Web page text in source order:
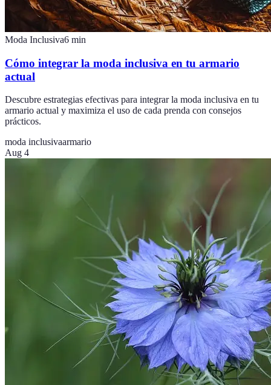
Moda Inclusiva6 min
Cómo integrar la moda inclusiva en tu armario
actual
Descubre estrategias efectivas para integrar la moda inclusiva en tu
armario actual y maximiza el uso de cada prenda con consejos
prácticos.
moda inclusivaarmario
Aug 4